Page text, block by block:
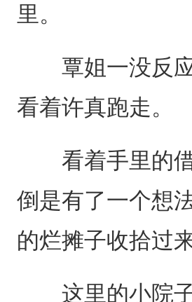
里。
覃姐一没反应
看着许真跑走。
看着手里的借
倒是有了一个想
的烂摊子收拾过来
这里的小院子